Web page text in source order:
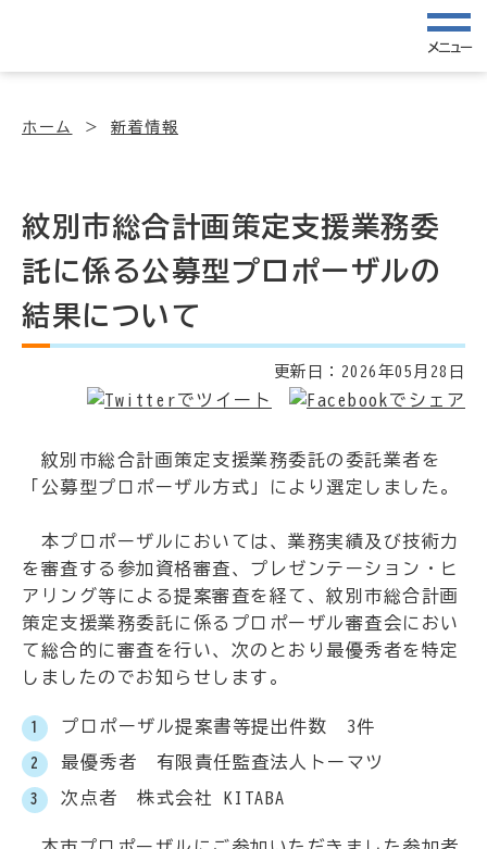
メニュー
ホーム 新着情報
紋別市総合計画策定支援業務委
託に係る公募型プロポーザルの
結果について
更新日： 2026年05月28日
紋別市総合計画策定支援業務委託の委託業者を
「公募型プロポーザル方式」により選定しました。
本プロポーザルにおいては、業務実績及び技術力
を審査する参加資格審査、プレゼンテーション・ヒ
アリング等による提案審査を経て、紋別市総合計画
策定支援業務委託に係るプロポーザル審査会におい
て総合的に審査を行い、次のとおり最優秀者を特定
しましたのでお知らせします。
プロポーザル提案書等提出件数 3件
最優秀者 有限責任監査法人トーマツ
次点者 株式会社 KITABA